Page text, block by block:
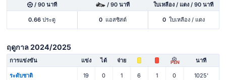
/ 90 นาที / 90 นาที ใบเหลือง / แดง / 90 นาที
0.66 ประตู 0 แอสซิสต์ 0 ใบเหลือง / แดง
ฤดูกาล 2024/2025
การแข่งขัน แข่ง ได้ จ่าย PEN นาที
ระดับชาติ 19 0 1 6 1 0 1025'